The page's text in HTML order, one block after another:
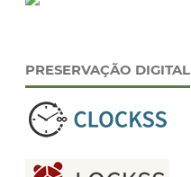
PRESERVAÇÃO DIGITAL